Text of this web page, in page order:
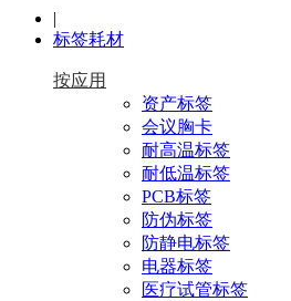
|
标签耗材
按应用
资产标签
会议胸卡
耐高温标签
耐低温标签
PCB标签
防伪标签
防静电标签
电器标签
医疗试管标签